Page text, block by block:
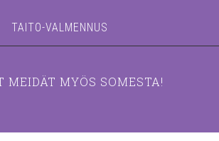
TAITO-VALMENNUS
MEIDÄT MYÖS SOMESTA!